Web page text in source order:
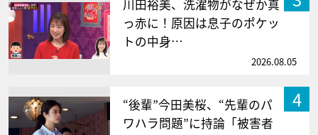
川田裕美、洗濯物がなぜか真
っ赤に！原因は息子のポケッ
トの中身…
2026.08.05
4
“後輩”今田美桜、“先輩のパ
ワハラ問題”に持論「被害者